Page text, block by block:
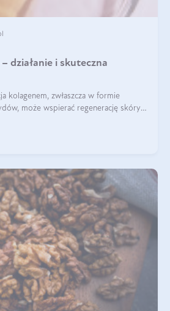
działanie i skuteczna
kolagenem, zwłaszcza w formie
może wspierać regenerację skóry i